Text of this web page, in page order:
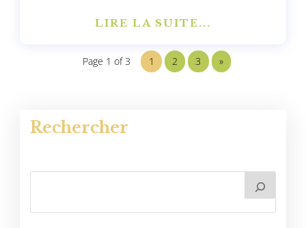
LIRE LA SUITE...
Page 1 of 3 1 2 3 »
Rechercher